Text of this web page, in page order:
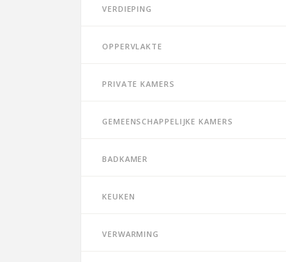
Verdieping
Oppervlakte
Private kamers
Gemeenschappelijke kamers
Badkamer
Keuken
Verwarming